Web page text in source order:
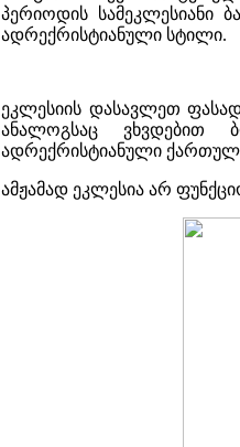
პერიოდის სამეკლესიანი
ადრექრისტიანული სტილი.
ეკლესიის დასავლეთ
ანალოგსაც ვხვდებით
ადრექრისტიანული
ამჟამად ეკლესია არ